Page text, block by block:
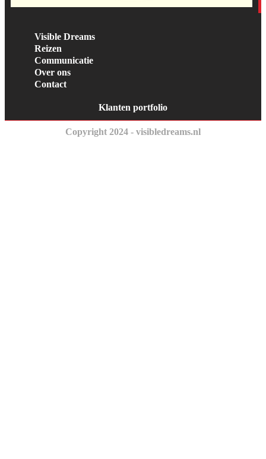
Visible Dreams
Reizen
Communicatie
Over ons
Contact
Klanten portfolio
Copyright 2024 - visibledreams.nl